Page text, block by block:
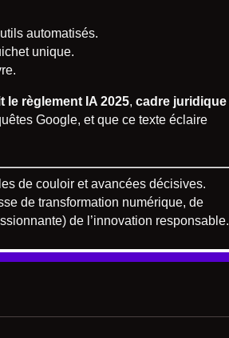
automatisés.
unique.
le règlement IA 2025, cadre juridique
Google, et que ce texte éclaire
de couloir et avancées décisives.
de transformation numérique, de
de l’innovation responsable.